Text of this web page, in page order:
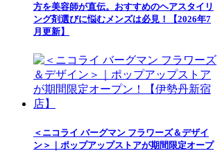
方を美容師が直伝。おすすめのヘアスタイリ
ング剤選びに悩むメンズは必見！【2026年7
月更新】
＜ニコライ バーグマン フラワーズ＆デザイ
ン＞｜ポップアップストアが期間限定オープ